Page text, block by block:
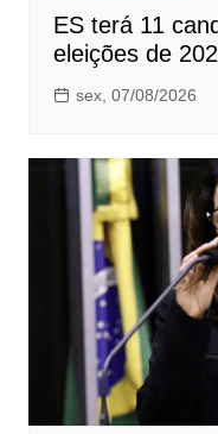
ES terá 11
eleições de
sex, 07/08/2026